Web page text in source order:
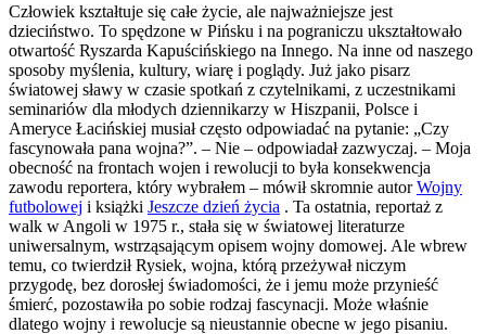
Człowiek kształtuje się całe życie, ale najważniejsze jest
dzieciństwo. To spędzone w Pińsku i na pograniczu ukształtowało
otwartość Ryszarda Kapuścińskiego na Innego. Na inne od naszego
sposoby myślenia, kultury, wiarę i poglądy. Już jako pisarz
światowej sławy w czasie spotkań z czytelnikami, z uczestnikami
seminariów dla młodych dziennikarzy w Hiszpanii, Polsce i
Ameryce Łacińskiej musiał często odpowiadać na pytanie: „Czy
fascynowała pana wojna?”. – Nie – odpowiadał zazwyczaj. – Moja
obecność na frontach wojen i rewolucji to była konsekwencja
zawodu reportera, który wybrałem – mówił skromnie autorWojny
futbolowej i książki Jeszcze dzień życia . Ta ostatnia, reportaż z
walk w Angoli w 1975 r., stała się w światowej literaturze
uniwersalnym, wstrząsającym opisem wojny domowej. Ale wbrew
temu, co twierdził Rysiek, wojna, którą przeżywał niczym
przygodę, bez dorosłej świadomości, że i jemu może przynieść
śmierć, pozostawiła po sobie rodzaj fascynacji. Może właśnie
dlatego wojny i rewolucje są nieustannie obecne w jego pisaniu.